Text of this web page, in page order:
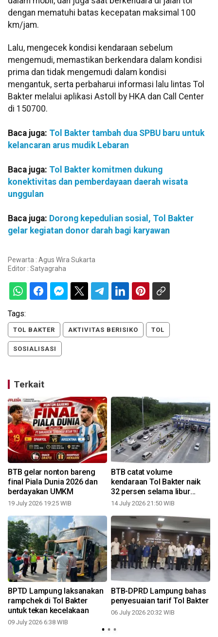
dengan mematuhi batas kecepatan maksimal 100
km/jam.
Lalu, mengecek kondisi kendaraan sebelum
mengemudi, memastikan berkendara dalam kondisi
prima dan tidak mengemudi dalam kondisi
mengantuk, serta perbaharui informasi lalu lintas Tol
Bakter melalui aplikasi Astoll by HKA dan Call Center
di 150700.
Baca juga: Tol Bakter tambah dua SPBU baru untuk
kelancaran arus mudik Lebaran
Baca juga: Tol Bakter komitmen dukung
konektivitas dan pemberdayaan daerah wisata
unggulan
Baca juga: Dorong kepedulian sosial, Tol Bakter
gelar kegiatan donor darah bagi karyawan
Pewarta : Agus Wira Sukarta
Editor : Satyagraha
Tags:
TOL BAKTER AKTIVITAS BERISIKO TOL
SOSIALISASI
Terkait
BTB gelar nonton bareng
final Piala Dunia 2026 dan
berdayakan UMKM
19 July 2026 19:25 WIB
BTB catat volume
kendaraan Tol Bakter naik
32 persen selama libur
sekolah
14 July 2026 21:50 WIB
BPTD Lampung laksanakan
rampchek di Tol Bakter
untuk tekan kecelakaan
09 July 2026 6:38 WIB
BTB-DPRD Lampung bahas
penyesuaian tarif Tol Bakter
06 July 2026 20:32 WIB